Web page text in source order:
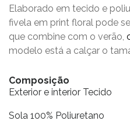
Elaborado em tecido e
fivela em print floral pode
que combine com o verão,
modelo está a calçar o
Composição
Exterior e interior Tecido
Sola 100% Poliuretano